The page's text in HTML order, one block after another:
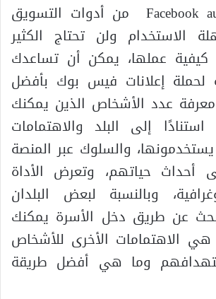
Facebook audience Insights من أدوات التسويق
الاستخدام ولن تحتاج الكثير
كيفية عملها، يمكن أن تساعدك
إعلانات فيس بوك بأفضل
عدد الأشخاص الذين يمكنك
إلى البلد والاهتمامات
والسلوك عبر المنصة
أحداث حياتهم، وتعرض الأداة
وبالنسبة لبعض البلدان
عن طريق دخل الأسرة يمكنك
الاهتمامات الأخرى للأشخاص
وما هي أفضل طريقة